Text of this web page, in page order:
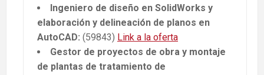
Ingeniero de diseño en SolidWorks y
elaboración y delineación de planos en
AutoCAD: (59843) Link a la oferta
Gestor de proyectos de obra y montaje
de plantas de tratamiento de